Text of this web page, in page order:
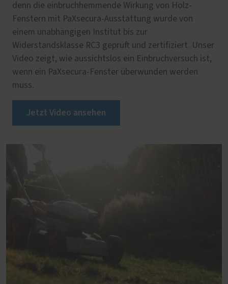
denn die einbruchhemmende Wirkung von Holz-
Fenstern mit PaXsecura-Ausstattung wurde von
einem unabhängigen Institut bis zur
Widerstandsklasse RC3 geprüft und zertifiziert. Unser
Video zeigt, wie aussichtslos ein Einbruchversuch ist,
wenn ein PaXsecura-Fenster überwunden werden
muss.
Jetzt Video ansehen